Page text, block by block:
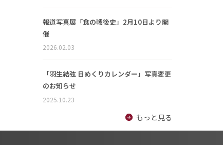
報道写真展「食の戦後史」2月10日より開
催
2026.02.03
「羽生結弦 日めくりカレンダー」写真変更
のお知らせ
2025.10.23
もっと見る